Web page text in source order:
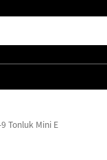
Tonluk Mini Ekskavatörler